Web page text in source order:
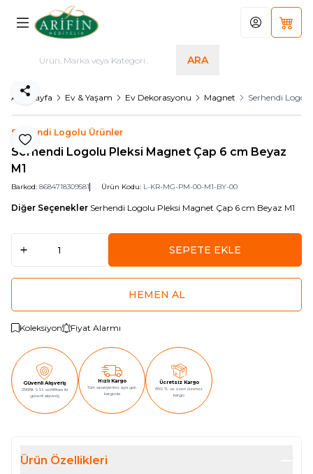
ARA
Hesabım
Ana Sayfa Ev & Yaşam Ev Dekorasyonu Magnet Serhendi
Favoriye Ekle
Paylaş
Serhendi Logolu Ürünler
Serhendi Logolu Pleksi Magnet Çap 6 cm Beyaz
M1
Barkod: 8684718309581 Ürün Kodu: L-KR-MG-PM-00-M1-BY-00
Diğer Seçenekler Serhendi Logolu Pleksi Magnet Çap 6 cm Beyaz M1
SEPETE EKLE
HEMEN AL
Koleksiyon Fiyat Alarmı
Güvenli Alışveriş
256Bit SSL sertifikası ile
güvenli alışveriş
Hızlı Kargo
Tüm siparişleriniz aynı gün
kargoda
Ücretsiz Kargo
850 TL ve üzeri ücretsiz
kargo
Ürün Özellikleri